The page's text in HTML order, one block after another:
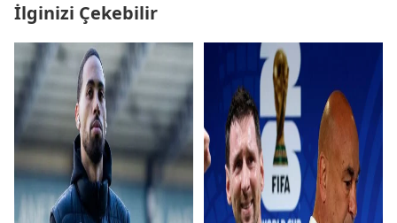
İlginizi Çekebilir